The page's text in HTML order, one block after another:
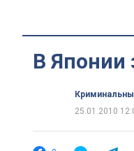
В Японии
25.01.2010